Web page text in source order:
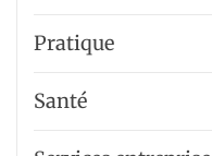
Pratique
Santé